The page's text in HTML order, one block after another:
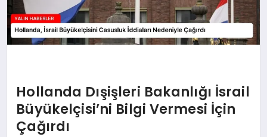
Hollanda Dışişleri Bakanlığı İsrail
Büyükelçisi’ni Bilgi Vermesi İçin
Çağırdı